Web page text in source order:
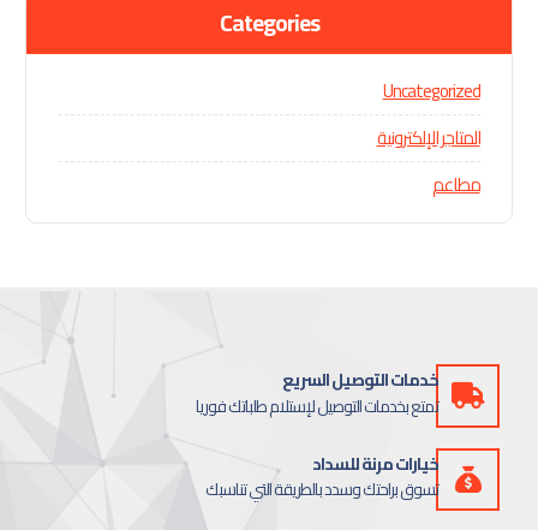
Categories
Uncategorized
المتاجر الإلكترونية
مطاعم
خدمات التوصيل السريع
تمتع بخدمات التوصيل لإستلام طلباتك فوريا
خيارات مرنة للسداد
تسوق براحتك وسدد بالطريقة التي تناسبك